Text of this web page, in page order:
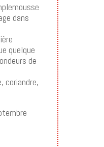
dans
quelque
de
coriandre,